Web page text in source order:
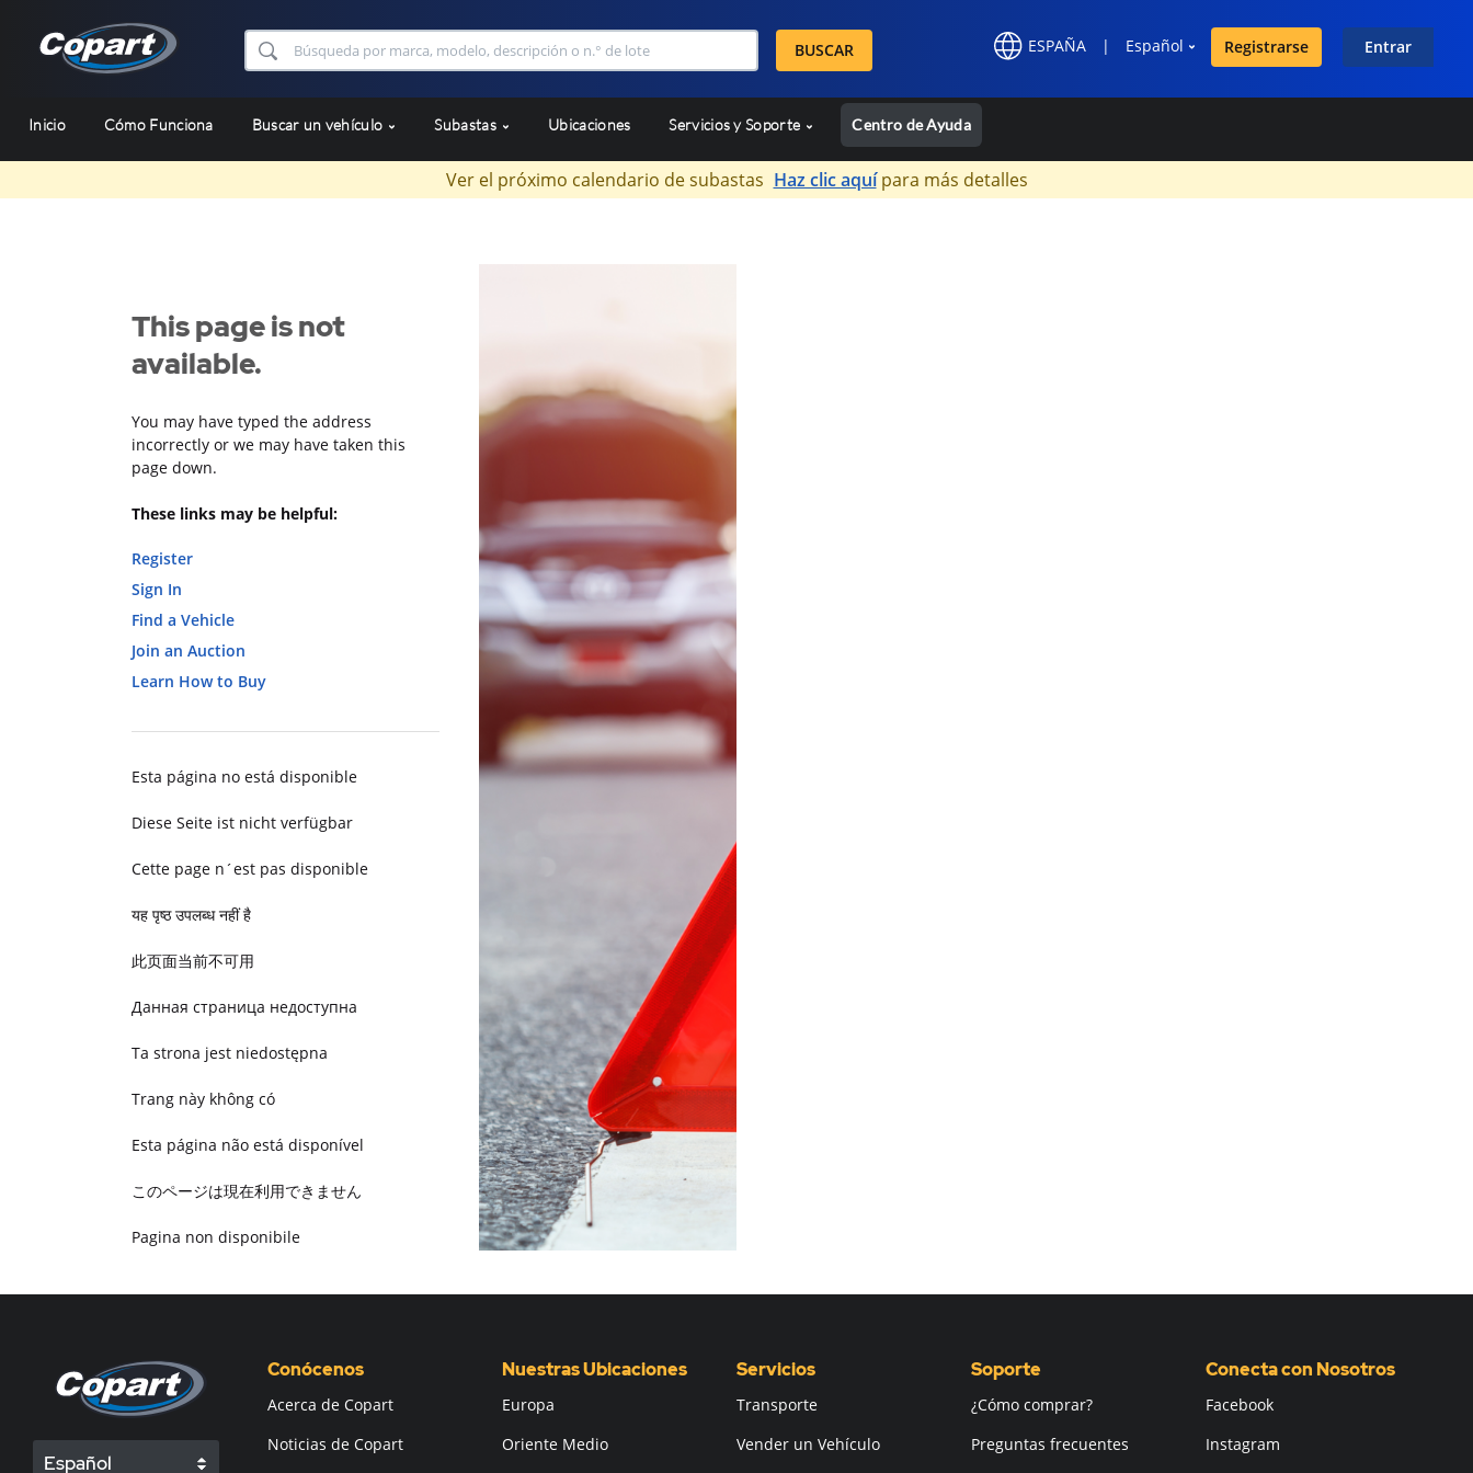
BUSCAR ESPAÑA | Español Registrarse Entrar
Inicio Cómo Funciona Buscar un vehículo Subastas Ubicaciones Servicios y Soporte Centro de Ayuda
Ver el próximo calendario de subastas Haz clic aquípara más detalles
This page is not
available.
You may have typed the address
incorrectly or we may have taken this
page down.
These links may be helpful:
Register
Sign In
Find a Vehicle
Join an Auction
Learn How to Buy
Esta página no está disponible
Diese Seite ist nicht verfügbar
Cette page n´est pas disponible
यह पृष्ठ उपलब्ध नहीं है
此页面当前不可用
Данная страница недоступна
Ta strona jest niedostępna
Trang này không có
Esta página não está disponível
このページは現在利用できません
Pagina non disponibile
Español
Conócenos
Acerca de Copart
Noticias de Copart
Nuestras Ubicaciones
Europa
Oriente Medio
Servicios
Transporte
Vender un Vehículo
Soporte
¿Cómo comprar?
Preguntas frecuentes
Conecta con Nosotros
Facebook
Instagram